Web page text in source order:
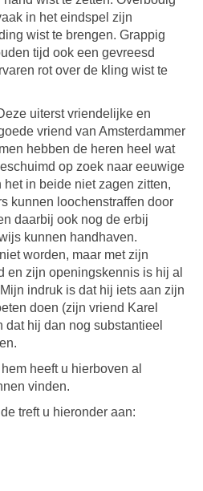
in het eindspel zijn
wist te brengen. Grappig
tijd ook een gevreesd
rot over de kling wist te
uiterst vriendelijke en
vriend van Amsterdammer
hebben de heren heel wat
op zoek naar eeuwige
in beide niet zagen zitten,
kunnen loochenstraffen door
daarbij ook nog de erbij
kunnen handhaven.
worden, maar met zijn
en zijn openingskennis is hij al
indruk is dat hij iets aan zijn
doen (zijn vriend Karel
dat hij dan nog substantieel
heeft u hierboven al
vinden.
treft u hieronder aan: